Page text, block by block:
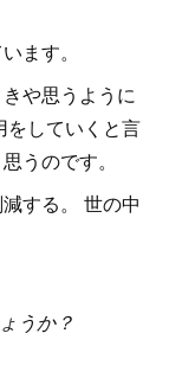
ます。
や思うように
をしていくと言
うのです。
する。 世の中
うか？